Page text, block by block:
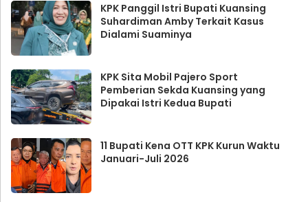
KPK Panggil Istri Bupati Kuansing
Suhardiman Amby Terkait Kasus
Dialami Suaminya
KPK Sita Mobil Pajero Sport
Pemberian Sekda Kuansing yang
Dipakai Istri Kedua Bupati
11 Bupati Kena OTT KPK Kurun Waktu
Januari-Juli 2026